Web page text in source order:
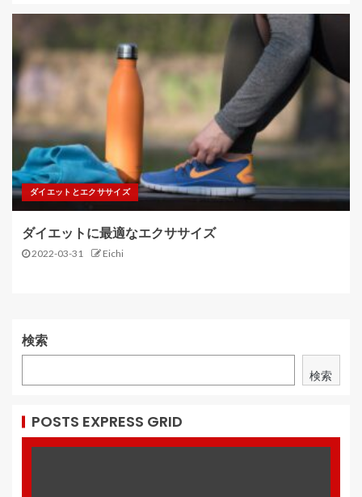
ダイエットとエクササイズ
ダイエットに最適なエクササイズ
2022-03-31 Eichi
検索
検索
POSTS EXPRESS GRID